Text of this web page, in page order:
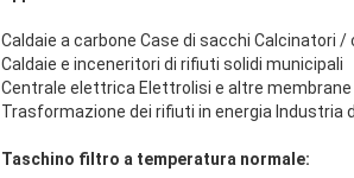
Caldaie a carbone Case di sacchi Calcinatori /
Caldaie e inceneritori di rifiuti solidi municipali
Centrale elettrica Elettroli­si e altre membrane
Trasformazione dei rifiuti in energia Industria
Taschino filtro a temperatura normale: